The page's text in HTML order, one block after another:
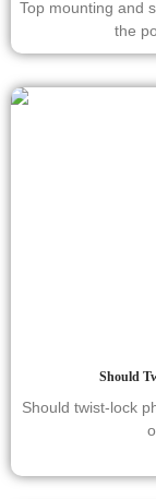
Top mounting and
the
Should
Should twist-lock